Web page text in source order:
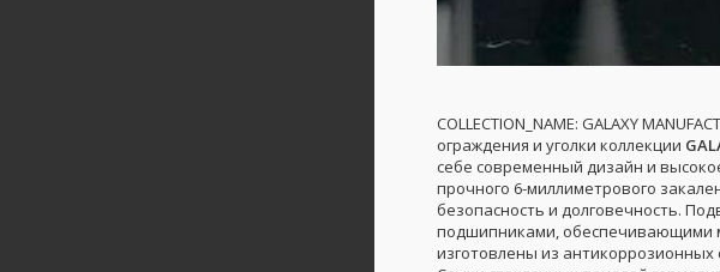
COLLECTION_NAME: GALAXY
ограждения и уголки коллекции
себе современный дизайн и
прочного 6-миллиметрового
безопасность и долговечность.
подшипниками, обеспечивающими
изготовлены из